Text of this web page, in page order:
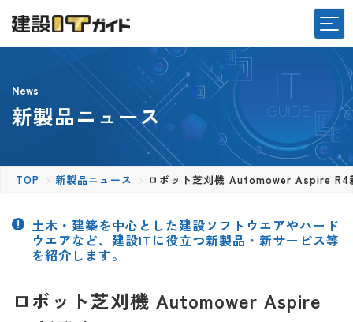
News
新製品ニュース
TOP 新製品ニュース ロボット芝刈機 Automower Aspire R4
土木・建築を中心とした建設ソフトウエアやハード
ウエアなど、建設ITに役立つ新製品・新サービス等
を紹介します。
ロボット芝刈機 Automower Aspire